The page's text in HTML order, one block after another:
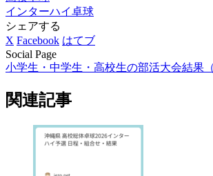
インターハイ卓球
シェアする
X Facebook はてブ
Social Page
小学生・中学生・高校生の部活大会結果（
関連記事